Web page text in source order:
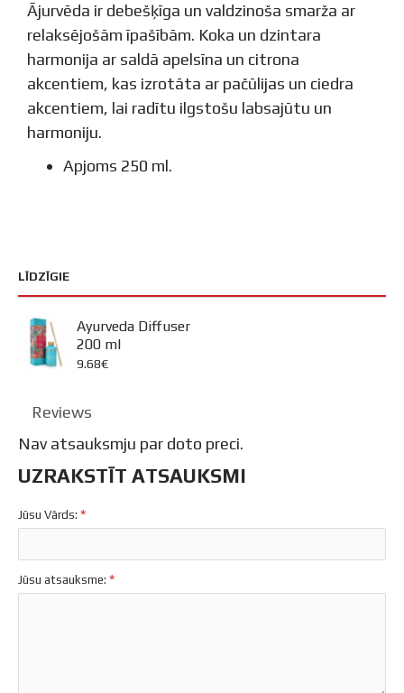
LĪDZĪGIE
Ayurveda Diffuser
200 ml
9.68€
Ājurvēda ir debešķīga un valdzinoša smarža ar
relaksējošām īpašībām. Koka un dzintara
harmonija ar saldā apelsīna un citrona
akcentiem, kas izrotāta ar pačūlijas un ciedra
akcentiem, lai radītu ilgstošu labsajūtu un
harmoniju.
Apjoms 250 ml.
Reviews
Nav atsauksmju par doto preci.
UZRAKSTĪT ATSAUKSMI
Jūsu Vārds:
Jūsu atsauksme: